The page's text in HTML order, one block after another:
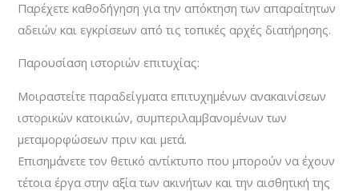
Παρέχετε καθοδήγηση για την απόκτηση των απαραίτητων
αδειών και εγκρίσεων από τις τοπικές αρχές διατήρησης.
Παρουσίαση ιστοριών επιτυχίας:
Μοιραστείτε παραδείγματα επιτυχημένων ανακαινίσεων
ιστορικών κατοικιών, συμπεριλαμβανομένων των
μεταμορφώσεων πριν και μετά.
Επισημάνετε τον θετικό αντίκτυπο που μπορούν να έχουν
τέτοια έργα στην αξία των ακινήτων και την αισθητική της